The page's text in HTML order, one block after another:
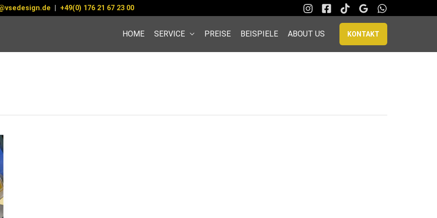
| +49(0) 176 21 67 23 00
HOME SERVICE PREISE BEISPIELE ABOUT US KONTAKT